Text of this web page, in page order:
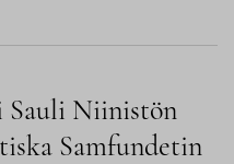
Sauli Niinistön
Samfundetin